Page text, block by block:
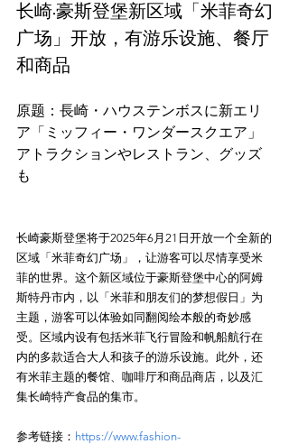
长崎·豪斯登堡新区域「米菲奇幻
广场」开放，有游乐设施、餐厅
和商品
原题：長崎・ハウステンボスに新エリ
ア「ミッフィー・ワンダースクエア」
アトラクションやレストラン、グッズ
长崎豪斯登堡将于2025年6月21日开放一个全新的
区域「米菲奇幻广场」，让游客可以尽情享受米
菲的世界。这个新区域位于豪斯登堡中心的阿姆
斯特丹市内，以「米菲和朋友们的梦想假日」为
主题，游客可以体验如同翻阅绘本般的奇妙感
受。区域内设有包括米菲飞行冒险和帆船航行在
内的多款适合大人和孩子的游乐设施。此外，还
有米菲主题的餐馆、咖啡厅和商品商店，以及汇
参考链接： https://www.fashion-